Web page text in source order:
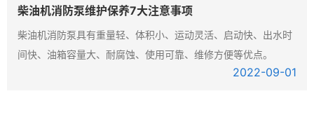
柴油机消防泵维护保养7大注意事项
柴油机消防泵具有重量轻、体积小、运动灵活、启动快、出水时
间快、油箱容量大、耐腐蚀、使用可靠、维修方便等优点。
2022-09-01